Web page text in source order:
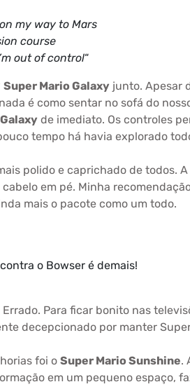
my way to Mars
course
out of control“
Super Mario Galaxy junto. Apesar
é como sentar no sofá do
de imediato. Os controles
tempo há havia explorado
polido e caprichado de todos.
em pé. Minha
mais o pacote como um todo.
o Bowser é demais!
Para ficar bonito nas
decepcionado por manter
foi o Super Mario Sunshine.
em um pequeno espaço,